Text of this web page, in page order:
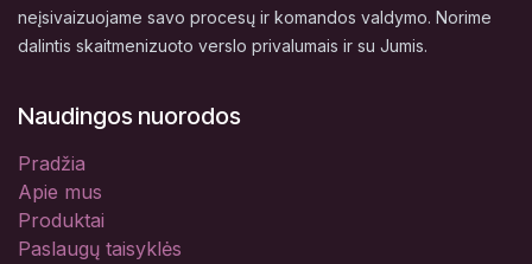
neįsivaizuojame savo procesų ir komandos valdymo. Norime
dalintis skaitmenizuoto verslo privalumais ir su Jumis.
Naudingos nuorodos
Pradžia
Apie mus
Produktai
Paslaugų taisyklės